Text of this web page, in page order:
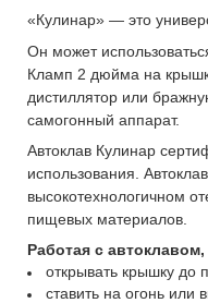
«Кулинар» — это
Он может
Кламп 2 дюйма на
дистиллятор или
самогонный аппарат.
Автоклав Кулинар
использования.
высокотехнологичном
пищевых материалов.
Работая с
открывать крышку до
ставить на огонь или